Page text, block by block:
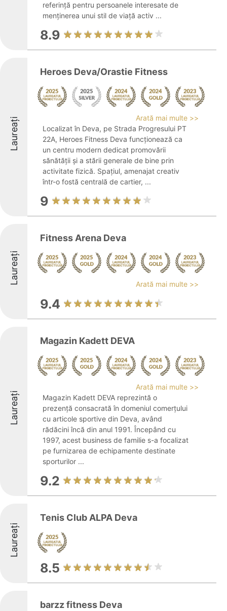
referință pentru persoanele interesate de
menținerea unui stil de viață activ ...
8.9
Laureați
Heroes Deva/Orastie Fitness
Arată mai multe >>
Localizat în Deva, pe Strada Progresului PT
22A, Heroes Fitness Deva funcționează ca
un centru modern dedicat promovării
sănătății și a stării generale de bine prin
activitate fizică. Spațiul, amenajat creativ
într-o fostă centrală de cartier, ...
9
Laureați
Fitness Arena Deva
Arată mai multe >>
9.4
Laureați
Magazin Kadett DEVA
Arată mai multe >>
Magazin Kadett DEVA reprezintă o
prezență consacrată în domeniul comerțului
cu articole sportive din Deva, având
rădăcini încă din anul 1991. Începând cu
1997, acest business de familie s-a focalizat
pe furnizarea de echipamente destinate
sporturilor ...
9.2
Laureați
Tenis Club ALPA Deva
8.5
barzz fitness Deva